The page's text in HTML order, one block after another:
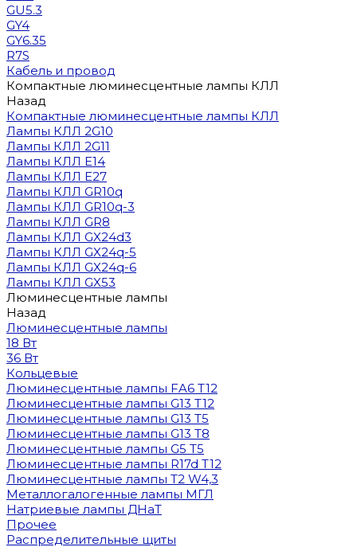
GU5.3
GY4
GY6.35
R7S
Кабель и провод
Компактные люминесцентные лампы КЛЛ
Назад
Компактные люминесцентные лампы КЛЛ
Лампы КЛЛ 2G10
Лампы КЛЛ 2G11
Лампы КЛЛ E14
Лампы КЛЛ E27
Лампы КЛЛ GR10q
Лампы КЛЛ GR10q-3
Лампы КЛЛ GR8
Лампы КЛЛ GX24d3
Лампы КЛЛ GX24q-5
Лампы КЛЛ GX24q-6
Лампы КЛЛ GX53
Люминесцентные лампы
Назад
Люминесцентные лампы
18 Вт
36 Вт
Кольцевые
Люминесцентные лампы FA6 T12
Люминесцентные лампы G13 T12
Люминесцентные лампы G13 T5
Люминесцентные лампы G13 T8
Люминесцентные лампы G5 T5
Люминесцентные лампы R17d T12
Люминесцентные лампы T2 W4,3
Металлогалогенные лампы МГЛ
Натриевые лампы ДНаТ
Прочее
Распределительные щиты